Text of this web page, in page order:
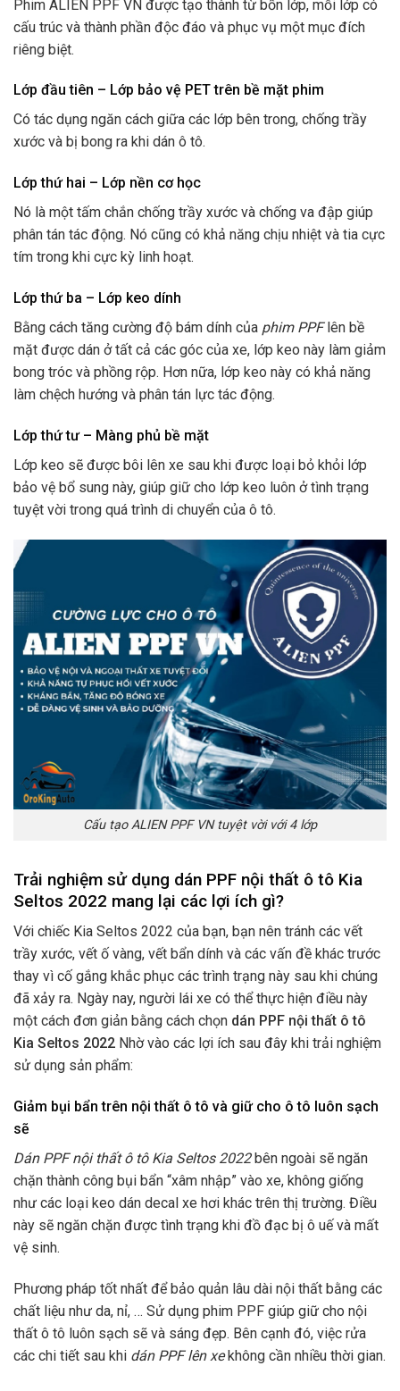
Phim ALIEN PPF VN được tạo thành từ bốn lớp, mỗi lớp có
cấu trúc và thành phần độc đáo và phục vụ một mục đích
riêng biệt.
Lớp đầu tiên – Lớp bảo vệ PET trên bề mặt phim
Có tác dụng ngăn cách giữa các lớp bên trong, chống trầy
xước và bị bong ra khi dán ô tô.
Lớp thứ hai – Lớp nền cơ học
Nó là một tấm chắn chống trầy xước và chống va đập giúp
phân tán tác động. Nó cũng có khả năng chịu nhiệt và tia cực
tím trong khi cực kỳ linh hoạt.
Lớp thứ ba – Lớp keo dính
Bằng cách tăng cường độ bám dính của phim PPFlên bề
mặt được dán ở tất cả các góc của xe, lớp keo này làm giảm
bong tróc và phồng rộp. Hơn nữa, lớp keo này có khả năng
làm chệch hướng và phân tán lực tác động.
Lớp thứ tư – Màng phủ bề mặt
Lớp keo sẽ được bôi lên xe sau khi được loại bỏ khỏi lớp
bảo vệ bổ sung này, giúp giữ cho lớp keo luôn ở tình trạng
tuyệt vời trong quá trình di chuyển của ô tô.
Cấu tạo ALIEN PPF VN tuyệt vời với 4 lớp
Trải nghiệm sử dụng dán PPF nội thất ô tô Kia
Seltos 2022 mang lại các lợi ích gì?
Với chiếc Kia Seltos 2022 của bạn, bạn nên tránh các vết
trầy xước, vết ố vàng, vết bẩn dính và các vấn đề khác trước
thay vì cố gắng khắc phục các trình trạng này sau khi chúng
đã xảy ra. Ngày nay, người lái xe có thể thực hiện điều này
một cách đơn giản bằng cách chọn dán PPF nội thất ô tô
Kia Seltos 2022 Nhờ vào các lợi ích sau đây khi trải nghiệm
sử dụng sản phẩm:
Giảm bụi bẩn trên nội thất ô tô và giữ cho ô tô luôn sạch
sẽ
Dán PPF nội thất ô tô Kia Seltos 2022 bên ngoài sẽ ngăn
chặn thành công bụi bẩn “xâm nhập” vào xe, không giống
như các loại keo dán decal xe hơi khác trên thị trường. Điều
này sẽ ngăn chặn được tình trạng khi đồ đạc bị ô uế và mất
vệ sinh.
Phương pháp tốt nhất để bảo quản lâu dài nội thất bằng các
chất liệu như da, nỉ, … Sử dụng phim PPF giúp giữ cho nội
thất ô tô luôn sạch sẽ và sáng đẹp. Bên cạnh đó, việc rửa
các chi tiết sau khi dán PPF lên xekhông cần nhiều thời gian.